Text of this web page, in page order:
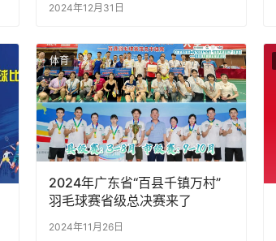
2024年12月31日
体育
2024年广东省“百县千镇万村”
羽毛球赛省级总决赛来了
2024年11月26日